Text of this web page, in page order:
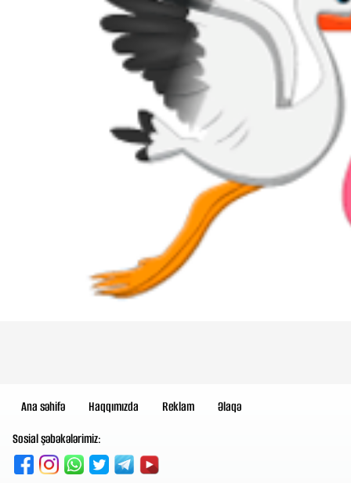
Ana səhifə Haqqımızda Reklam
Əlaqə
Sosial şəbəkələrimiz: